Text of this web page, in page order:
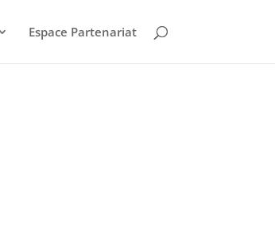
Espace Partenariat